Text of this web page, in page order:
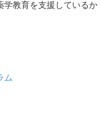
学教育を支援しているか
ム